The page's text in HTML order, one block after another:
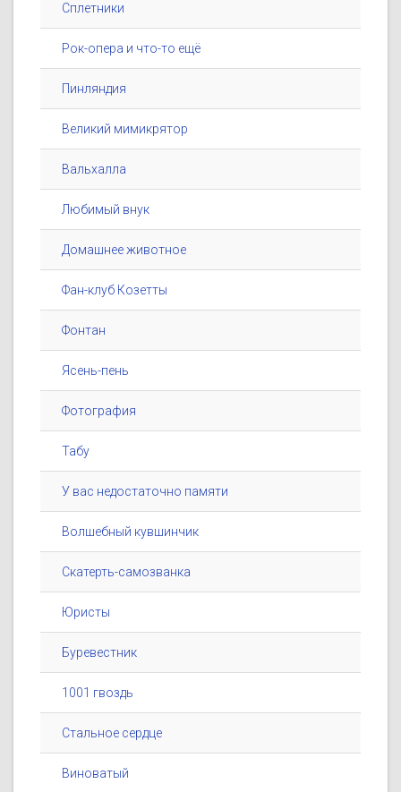
Сплетники
Рок-опера и что-то ещё
Пинляндия
Великий мимикрятор
Вальхалла
Любимый внук
Домашнее животное
Фан-клуб Козетты
Фонтан
Ясень-пень
Фотография
Табу
У вас недостаточно памяти
Волшебный кувшинчик
Скатерть-самозванка
Юристы
Буревестник
1001 гвоздь
Стальное сердце
Виноватый